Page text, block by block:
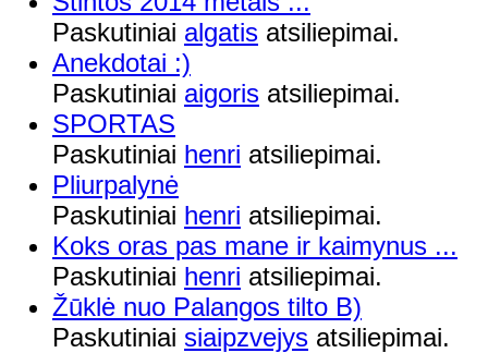
Paskutiniai algatis atsiliepimai.
Anekdotai :)
Paskutiniai aigoris atsiliepimai.
SPORTAS
Paskutiniai henri atsiliepimai.
Pliurpalynė
Paskutiniai henri atsiliepimai.
Koks oras pas mane ir kaimynus ...
Paskutiniai henri atsiliepimai.
Žūklė nuo Palangos tilto B)
Paskutiniai siaipzvejys atsiliepimai.